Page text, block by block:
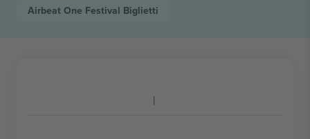
Airbeat One Festival Biglietti